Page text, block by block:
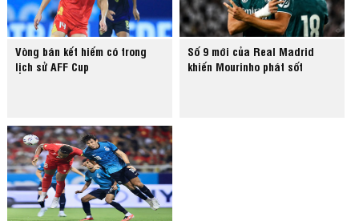
Vòng bán kết hiếm có trong
lịch sử AFF Cup
Số 9 mới của Real Madrid
khiến Mourinho phát sốt